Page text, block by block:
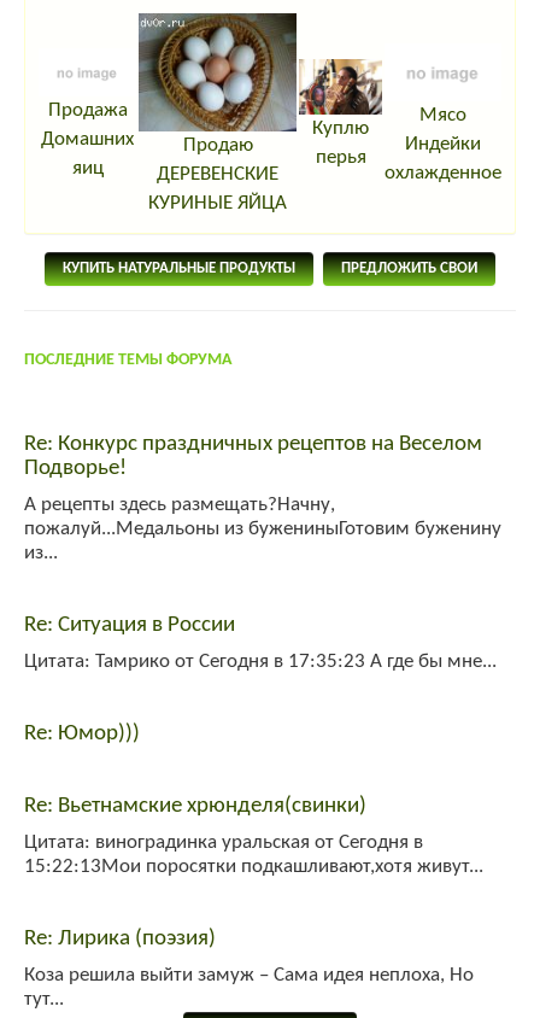
Продажа
Домашних
яиц
Продаю
ДЕРЕВЕНСКИЕ
КУРИНЫЕ ЯЙЦА
Куплю
перья
Мясо
Индейки
охлажденное
КУПИТЬ НАТУРАЛЬНЫЕ ПРОДУКТЫ ПРЕДЛОЖИТЬ СВОИ
ПОСЛЕДНИЕ ТЕМЫ ФОРУМА
Re: Конкурс праздничных рецептов на Веселом
Подворье!
А рецепты здесь размещать?Начну,
пожалуй...Медальоны из бужениныГотовим буженину
из...
Re: Ситуация в России
Цитата: Тамрико от Сегодня в 17:35:23 А где бы мне...
Re: Юмор)))
Re: Вьетнамские хрюнделя(свинки)
Цитата: виноградинка уральская от Сегодня в
15:22:13Мои поросятки подкашливают,хотя живут...
Re: Лирика (поэзия)
Коза решила выйти замуж – Сама идея неплоха, Но
тут...